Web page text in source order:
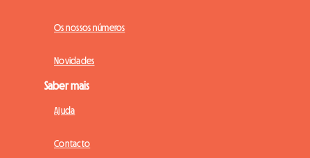
Os nossos números
Novidades
Saber mais
Ajuda
Contacto